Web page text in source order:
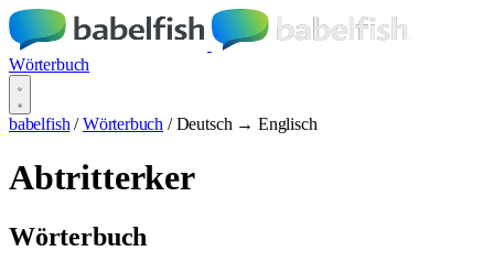
Wörterbuch
babelfish / Wörterbuch / Deutsch → Englisch
Abtritterker
Wörterbuch